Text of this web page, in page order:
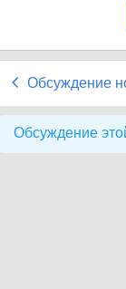
Обсуждение
Обсуждение